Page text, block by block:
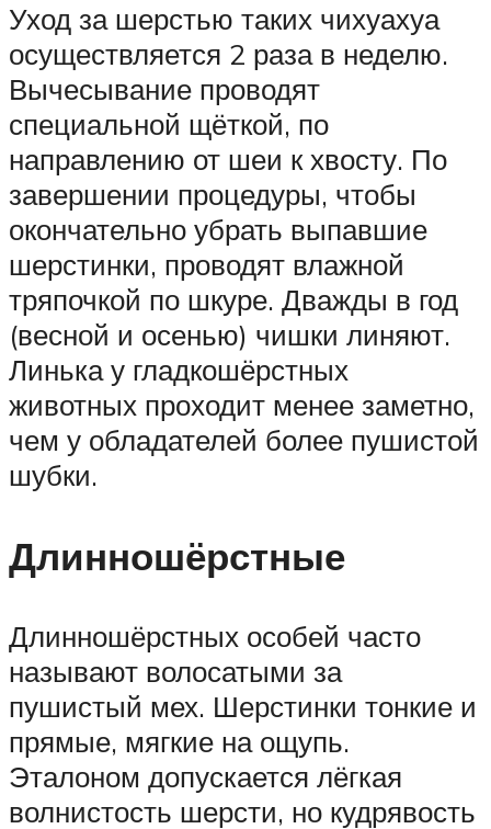
Уход за шерстью таких чихуахуа
осуществляется 2 раза в неделю.
Вычесывание проводят
специальной щёткой, по
направлению от шеи к хвосту. По
завершении процедуры, чтобы
окончательно убрать выпавшие
шерстинки, проводят влажной
тряпочкой по шкуре. Дважды в год
(весной и осенью) чишки линяют.
Линька у гладкошёрстных
животных проходит менее заметно,
чем у обладателей более пушистой
шубки.
Длинношёрстные
Длинношёрстных особей часто
называют волосатыми за
пушистый мех. Шерстинки тонкие и
прямые, мягкие на ощупь.
Эталоном допускается лёгкая
волнистость шерсти, но кудрявость